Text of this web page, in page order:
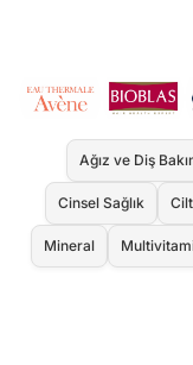
Ağız ve Diş
Cinsel Sağlık Cilt
Mineral